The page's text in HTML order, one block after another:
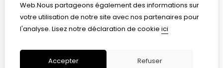
Service client
Retour de marchandise
Web.Nous partageons également des informations sur
votre utilisation de notre site avec nos partenaires pour
l'analyse. Lisez notre déclaration de cookie ici
Accepter Refuser